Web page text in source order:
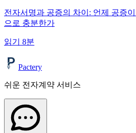
전자서명과 공증의 차이: 언제 공증
으로 충분한가
읽기 8분
Pactery
쉬운 전자계약 서비스